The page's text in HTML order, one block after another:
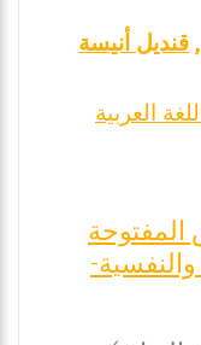
,قنديل أنيسة
العربية